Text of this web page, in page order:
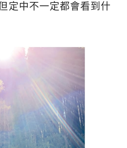
定中不一定都會看到什